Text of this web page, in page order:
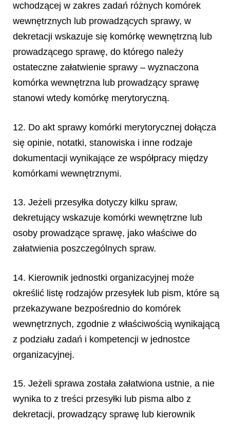
wchodzącej w zakres zadań różnych komórek
wewnętrznych lub prowadzących sprawy, w
dekretacji wskazuje się komórkę wewnętrzną lub
prowadzącego sprawę, do którego należy
ostateczne załatwienie sprawy – wyznaczona
komórka wewnętrzna lub prowadzący sprawę
stanowi wtedy komórkę merytoryczną.
12. Do akt sprawy komórki merytorycznej dołącza
się opinie, notatki, stanowiska i inne rodzaje
dokumentacji wynikające ze współpracy między
komórkami wewnętrznymi.
13. Jeżeli przesyłka dotyczy kilku spraw,
dekretujący wskazuje komórki wewnętrzne lub
osoby prowadzące sprawę, jako właściwe do
załatwienia poszczególnych spraw.
14. Kierownik jednostki organizacyjnej może
określić listę rodzajów przesyłek lub pism, które są
przekazywane bezpośrednio do komórek
wewnętrznych, zgodnie z właściwością wynikającą
z podziału zadań i kompetencji w jednostce
organizacyjnej.
15. Jeżeli sprawa została załatwiona ustnie, a nie
wynika to z treści przesyłki lub pisma albo z
dekretacji, prowadzący sprawę lub kierownik